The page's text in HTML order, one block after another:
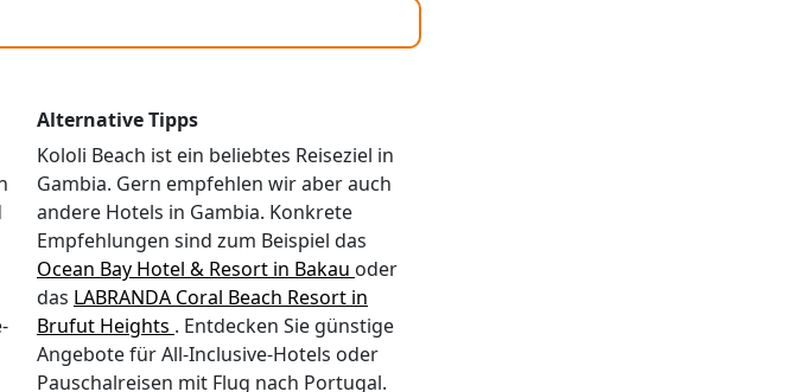
unter Berücksichtigung Ihrer
Alternative Tipps
Kololi Beach ist ein beliebtes Reiseziel in
Gambia. Gern empfehlen wir aber auch
andere Hotels in Gambia. Konkrete
Empfehlungen sind zum Beispiel das
Ocean Bay Hotel & Resort in Bakau oder
das LABRANDA Coral Beach Resort in
Brufut Heights . Entdecken Sie günstige
Angebote für All-Inclusive-Hotels oder
Pauschalreisen mit Flug nach Portugal.